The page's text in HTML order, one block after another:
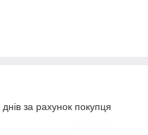
за рахунок покупця